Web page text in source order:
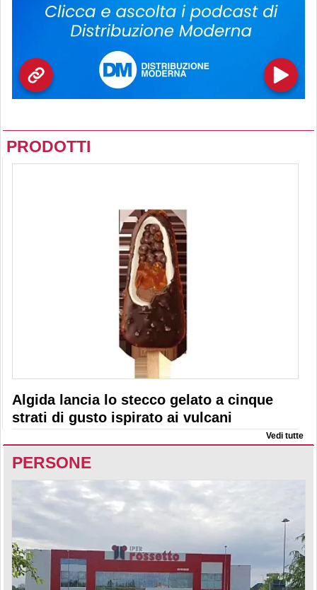
PRODOTTI
Algida lancia lo stecco gelato a cinque
strati di gusto ispirato ai vulcani
Vedi tutte
PERSONE